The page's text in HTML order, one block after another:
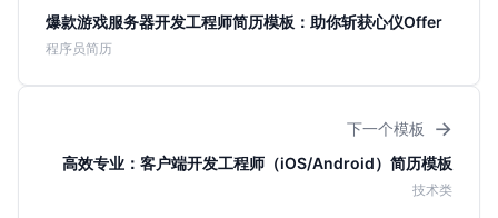
爆款游戏服务器开发工程师简历模板：助你斩获心仪Offer
程序员简历
下一个模板 →
高效专业：客户端开发工程师（iOS/Android）简历模板
技术类